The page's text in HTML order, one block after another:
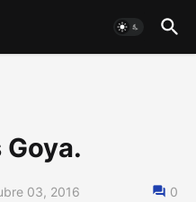
03, 2016 0